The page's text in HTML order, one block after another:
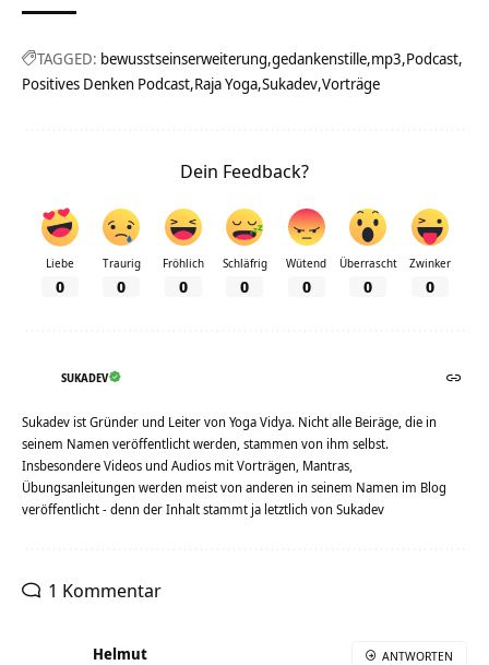
TAGGED: bewusstseinserweiterung gedankenstille mp3 Podcast
Positives Denken Podcast Raja Yoga Sukadev Vorträge
Dein Feedback?
Liebe
0
Traurig
0
Fröhlich
0
Schläfrig
0
Wütend
0
Überrascht
0
Zwinker
0
SUKADEV
Sukadev ist Gründer und Leiter von Yoga Vidya. Nicht alle Beiräge, die in
seinem Namen veröffentlicht werden, stammen von ihm selbst.
Insbesondere Videos und Audios mit Vorträgen, Mantras,
Übungsanleitungen werden meist von anderen in seinem Namen im Blog
veröffentlicht - denn der Inhalt stammt ja letztlich von Sukadev
1 Kommentar
Helmut ANTWORTEN